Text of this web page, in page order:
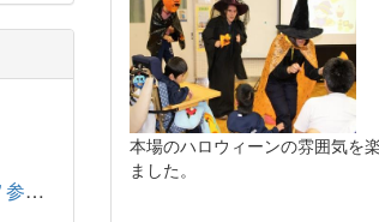
本場のハロウィーンの雰囲気
ました。
高等部 ”国スポ・障スポ” 参加記念品 引渡式